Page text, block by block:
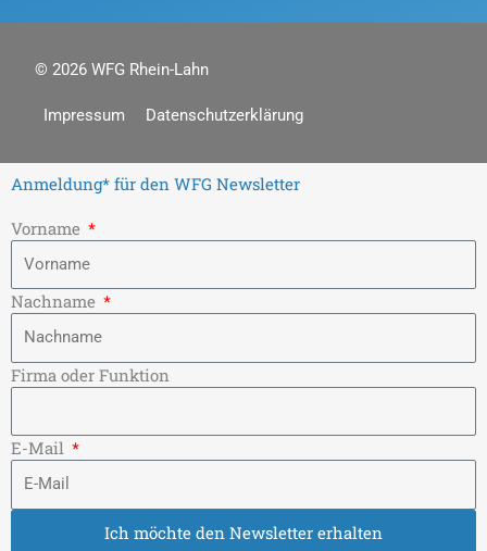
b
o
o
k
u
e
© 2026 WFG Rhein-Lahn
Impressum Datenschutzerklärung
Anmeldung* für den WFG Newsletter
Vorname
Nachname
Firma oder Funktion
E-Mail
Ich möchte den Newsletter erhalten